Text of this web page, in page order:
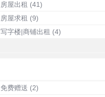
房屋出租 (41)
房屋求租 (9)
写字楼|商铺出租 (4)
免费赠送 (2)